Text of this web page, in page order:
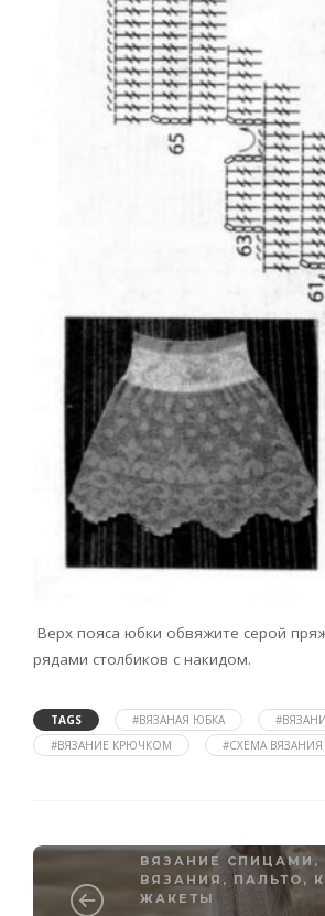
Верх пояса юбки обвяжите серой
рядами столбиков с накидом.
TAGS #ВЯЗАНАЯ ЮБКА
#ВЯЗАНИЕ КРЮЧКОМ
#СХЕМА
ВЯЗАНИЕ СПИЦАМИ ,
ВЯЗАНИЯ ,ПАЛЬТО,
ЖАКЕТЫ